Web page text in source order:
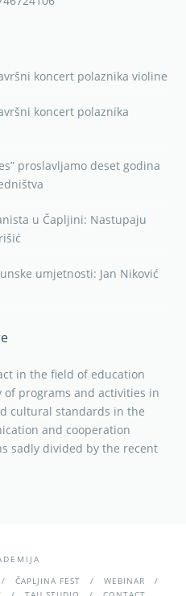
koncert polaznika violine
koncert polaznika
proslavljamo deset godina
u Čapljini: Nastupaju
umjetnosti: Jan Niković
in the field of education
programs and activities in
cultural standards in the
and cooperation
sadly divided by the recent
ČAPLJINA FEST
WEBINAR